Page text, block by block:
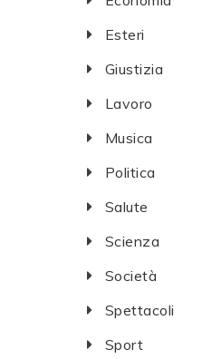
Esteri
Giustizia
Lavoro
Musica
Politica
Salute
Scienza
Società
Spettacoli
Sport